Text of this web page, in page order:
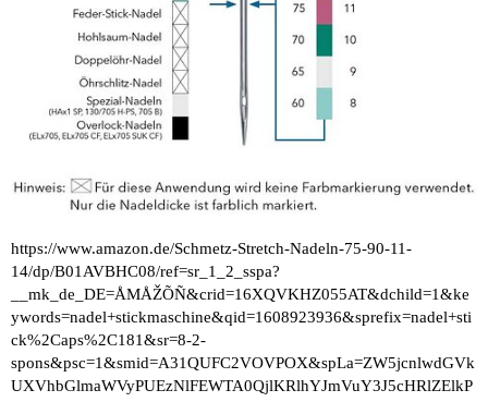
https://www.amazon.de/Schmetz-Stretch-Nadeln-75-90-11-
14/dp/B01AVBHC08/ref=sr_1_2_sspa?
__mk_de_DE=ÅMÅŽÕÑ&crid=16XQVKHZ055AT&dchild=1&ke
ywords=nadel+stickmaschine&qid=1608923936&sprefix=nadel+sti
ck%2Caps%2C181&sr=8-2-
spons&psc=1&smid=A31QUFC2VOVPOX&spLa=ZW5jcnlwdGVk
UXVhbGlmaWVyPUEzNlFEWTA0QjlKRlhYJmVuY3J5cHRlZElkP